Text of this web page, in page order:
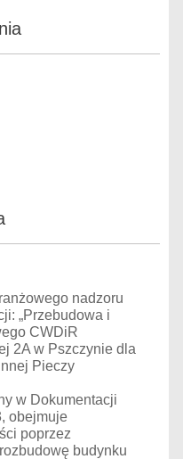
nadzoru
„Przebudowa i
CWDiR
2A w Pszczynie dla
Pieczy
w Dokumentacji
obejmuje
poprzez
budynku